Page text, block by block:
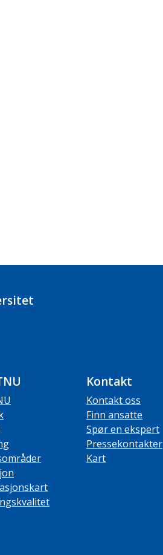
Kontakt
Kontakt oss
Finn ansatte
Spør en ekspert
Pressekontakter
Kart